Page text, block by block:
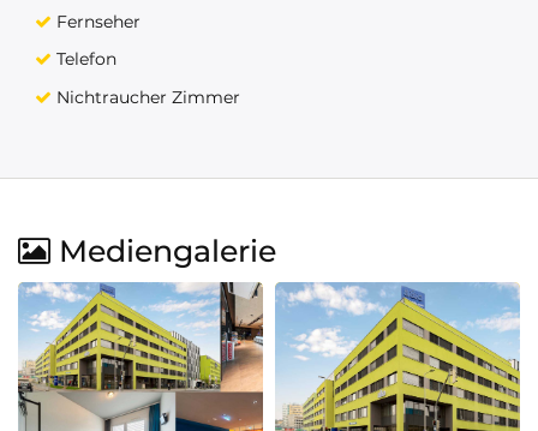
Fernseher
Telefon
Nichtraucher Zimmer
Mediengalerie